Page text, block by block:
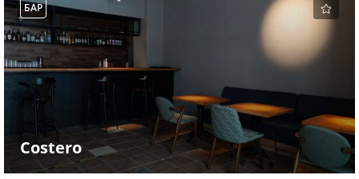
БАР
Costero